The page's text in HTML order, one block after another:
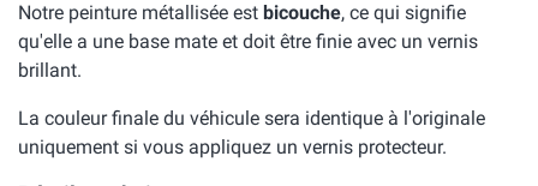
Notre peinture métallisée est bicouche, ce qui signifie
qu'elle a une base mate et doit être finie avec un vernis
brillant.
La couleur finale du véhicule sera identique à l'originale
uniquement si vous appliquez un vernis protecteur.